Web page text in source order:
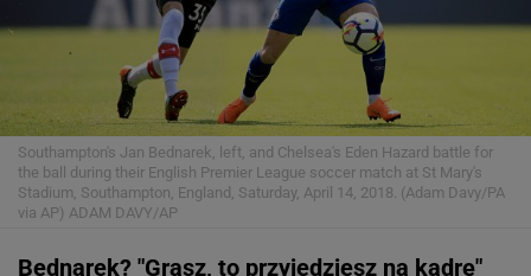
Southampton's Jan Bednarek, left, and Chelsea's Eden Hazard battle for
the ball during their English Premier League soccer match at St Mary's
Stadium, Southampton, England, Saturday, April 14, 2018. (Adam Davy/PA
via AP) ADAM DAVY/AP
Bednarek? "Grasz, to przyjedziesz na kadrę"